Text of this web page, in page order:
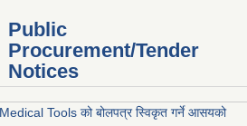
Public
Procurement/Tender
Notices
Medical Tools को बोलपत्र स्विकृत गर्ने आसयको